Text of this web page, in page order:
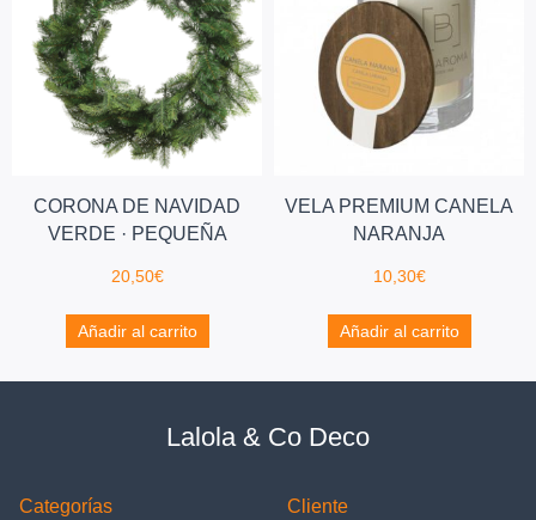
CORONA DE NAVIDAD
VERDE · PEQUEÑA
20,50€
Añadir al carrito
VELA PREMIUM CANELA
NARANJA
10,30€
Añadir al carrito
Lalola & Co Deco
Categorías Cliente